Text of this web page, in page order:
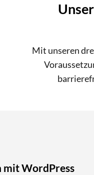
Mit unseren
mit WordPress